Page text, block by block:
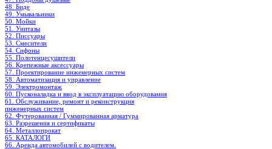
48. Биде
49. Умывальники
50. Мойки
51. Унитазы
52. Писсуары
53. Смесители
54. Сифоны
55. Полотенцесушители
56. Крепежные аксессуары
57. Проектирование инженерных систем
58. Автоматизация и управление
59. Электромонтаж
60. Пусконаладка и ввод в эксплуатацию оборудования
61. Обслуживание, ремонт и реконструкция
инженерных систем
62. Футерованная / Гуммированная арматура
63. Разрешения и сертификаты
64. Металлопрокат
65. КАТАЛОГИ
66. Аренда автомобилей с водителем.